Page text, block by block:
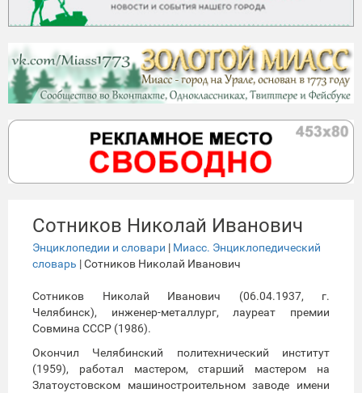
Сотников Николай Иванович
Энциклопедии и словари | Миасс. Энциклопедический
словарь | Сотников Николай Иванович
Сотников Николай Иванович (06.04.1937, г.
Челябинск), инженер-металлург, лауреат премии
Совмина СССР (1986).
Окончил Челябинский политехнический институт
(1959), работал мастером, старший мастером на
Златоустовском машиностроительном заводе имени